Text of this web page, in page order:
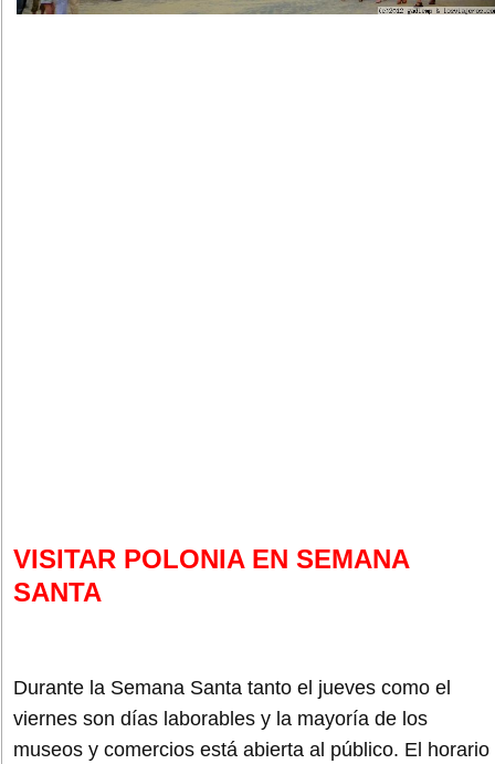
VISITAR POLONIA EN SEMANA
SANTA
Durante la Semana Santa tanto el jueves como el
viernes son días laborables y la mayoría de los
museos y comercios está abierta al público. El horario